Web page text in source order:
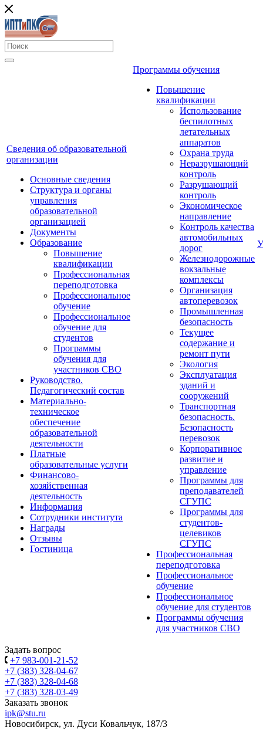
Сведения об образовательной
организации
Основные сведения
Структура и органы
управления
образовательной
организацией
Документы
Образование
Повышение
квалификации
Профессиональная
переподготовка
Профессиональное
обучение
Профессиональное
обучение для
студентов
Программы
обучения для
участников СВО
Руководство.
Педагогический состав
Материально-
техническое
обеспечение
образовательной
деятельности
Платные
образовательные услуги
Финансово-
хозяйственная
деятельность
Информация
Сотрудники института
Награды
Отзывы
Гостиница
Программы обучения
Повышение
квалификации
Использование
беспилотных
летательных
аппаратов
Охрана труда
Неразрушающий
контроль
Разрушающий
контроль
Экономическое
направление
Контроль качества
автомобильных
дорог
Железнодорожные
вокзальные
комплексы
Организация
автоперевозок
Промышленная
безопасность
Текущее
содержание и
ремонт пути
Экология
Эксплуатация
зданий и
сооружений
Транспортная
безопасность.
Безопасность
перевозок
Корпоративное
развитие и
управление
Программы для
преподавателей
СГУПС
Программы для
студентов-
целевиков
СГУПС
Профессиональная
переподготовка
Профессиональное
обучение
Профессиональное
обучение для студентов
Программы обучения
для участников СВО
Задать вопрос
+7 983-001-21-52
+7 (383) 328-04-67
+7 (383) 328-04-68
+7 (383) 328-03-49
Заказать звонок
ipk@stu.ru
Новосибирск, ул. Дуси Ковальчук, 187/3